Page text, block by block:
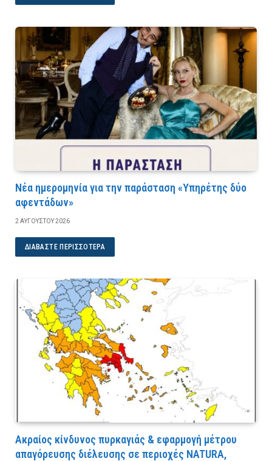
Νέα ημερομηνία για την παράσταση «Υπηρέτης δύο
αφεντάδων»
2 ΑΥΓΟΎΣΤΟΥ 2026
ΔΙΑΒΆΣΤΕ ΠΕΡΙΣΣΌΤΕΡΑ
Ακραίος κίνδυνος πυρκαγιάς & εφαρμογή μέτρου
απαγόρευσης διέλευσης σε περιοχές NATURA,